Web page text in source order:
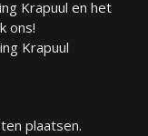
Krapuul en het
ons!
Krapuul
plaatsen.